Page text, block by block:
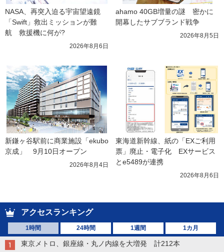
NASA、再突入迫る宇宙望遠鏡
「Swift」救出ミッションが難
航　救援機に何が?
2026年8月6日
ahamo 40GB増量の謎　密かに
開幕したサブブランド戦争
2026年8月5日
新鎌ヶ谷駅前に商業施設「ekubo
京成」　9月10日オープン
2026年8月4日
東海道新幹線、紙の「EXご利用
票」廃止・電子化　EXサービス
とe5489が連携
2026年8月6日
アクセスランキング
1時間 24時間 1週間 1カ月
東京メトロ、銀座線・丸ノ内線を大増発 計212本